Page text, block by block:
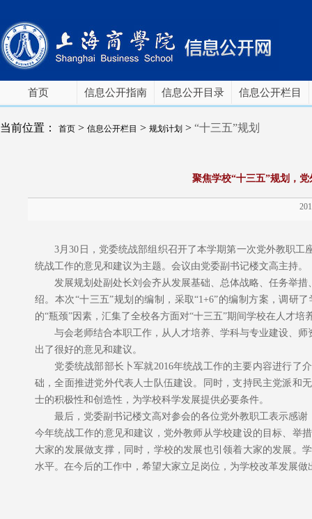
首页 信息公开指南 信息公开目录 信息公开栏目
当前位置： 首页 > 信息公开栏目 > 规划计划 > “十三五”规划
聚焦学校“十三五”规划，
3月30 日，党委统战部组织召开了本学期第一次党外教职
统战工作的意见和建议为主题。会议由党委副书记楼文高主持。
发展规划处副处长刘会齐从发展基础、总体战略、任务举措
绍。本次“十三五”规划的编制，采取“1+6”的编制方案，调研了
的“瓶颈”因素，汇集了全校各方面对“十三五”期间学校在人才培
与会老师结合本职工作，从人才培养、学科与专业建设、师
出了很好的意见和建议。
党委统战部部长卜军就2016年统战工作的主要内容进行了
础，全面推进党外代表人士队伍建设。同时，支持民主党派和
士的积极性和创造性，为学校科学发展提供必要条件。
最后，党委副书记楼文高对参会的各位党外教职工表示感谢
今年统战工作的意见和建议，党外教师从学校建设的目标、举
大家的发展做支撑，同时，学校的发展也引领着大家的发展。
水平。在今后的工作中，希望大家立足岗位，为学校改革发展做